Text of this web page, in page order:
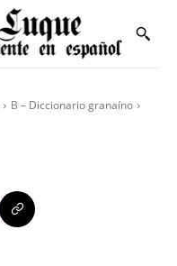
B – Diccionario granaíno